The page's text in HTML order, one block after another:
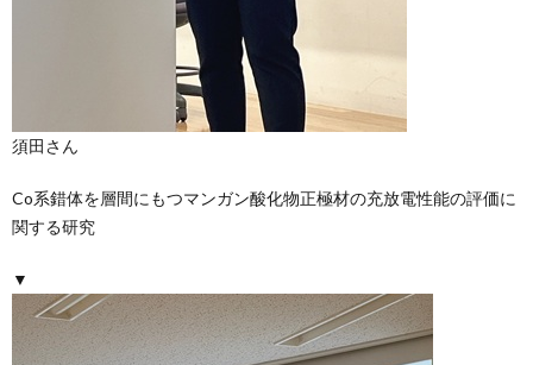
須田さん
Co系錯体を層間にもつマンガン酸化物正極材の充放電性能の評価に
関する研究
▼